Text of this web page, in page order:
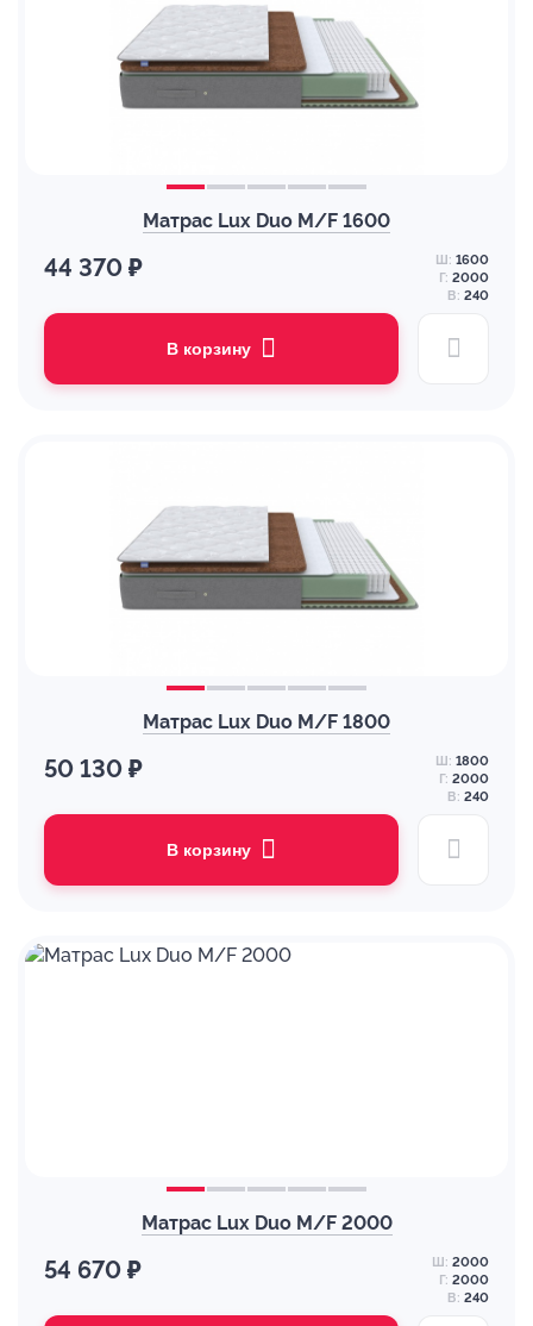
Матрас Lux Duo M/F 1600
44 370 ₽ Ш: 1600
Г: 2000
В: 240
В корзину
Матрас Lux Duo M/F 1800
50 130 ₽ Ш: 1800
Г: 2000
В: 240
В корзину
Матрас Lux Duo M/F 2000
54 670 ₽ Ш: 2000
Г: 2000
В: 240